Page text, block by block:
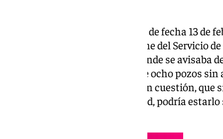
Según una reciente providencia de fecha 13
daba cuenta de un nuevo informe del Servicio
(Seprona) de la Guardia Civil, donde se
«se interesan actuaciones sobre ocho pozos
extenderlas a un noveno pozo en cuestión, que
funcionamiento en la actualidad, podría